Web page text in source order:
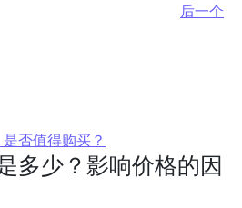
后一个
是否值得购买？
多少？影响价格的因